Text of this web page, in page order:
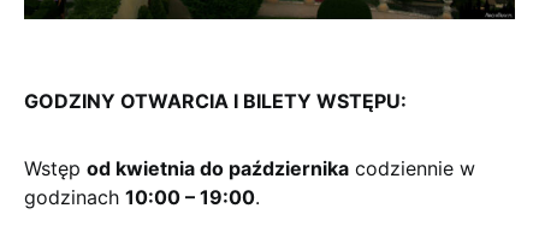
GODZINY OTWARCIA I BILETY WSTĘPU:
Wstęp od kwietnia do października codziennie w
godzinach 10:00 – 19:00.